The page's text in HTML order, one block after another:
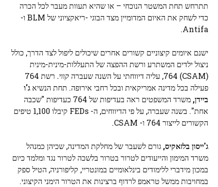
תתרחש תחת המשטר הנוכחי – או שהיא תעוות מעבר לכל הכרה
כדי לשחק את האיום המדומיין מצד הבוגי -ריאקציוני של BLM ו-
Antifa.
ישנם איומים קיצוניים קשורים אחרים שיכולים ליפול לצד הדרך, כולל
ניצול ילדים המשתרע ורשת ההפצה של התעללות-מינית-מינית
(CSAM) 764, עליה דיווחתי על השנה שעברה
קווי.
רשת 764
פעילה בכל מדינה אמריקאית ובכל רחבי אירופה. תחת הנשיאג'ו
ביידן,
משרד המשפטים ראה בעדיפות של 764 כעדיפות "שכבה
אחת". בשנה שעברה, על פי הדיווחים, ה- FEDs קיבלו 1,100 טיפים
הקשורים לייצור 764 ו- CSAM.
ג'ייסון בלזאקיס, גורם לשעבר של מחלקת המדינה, שכיהן כמנהל
משרד המימון והייעודים לטרור בטרור בלשכה לטרור נגד ומלמד כיום
במכון מידברי ללימודים בינלאומיים במונטריי, קליפורניה, הטיל ספק
במחויבות ממשל טראמפ לרדוף ברצינות את הטרור הימני הקיצוני.